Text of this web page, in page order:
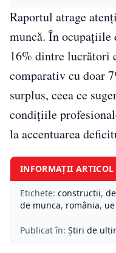
Raportul atrage
muncă. În ocupațiile
16% dintre lucrători
comparativ cu doar
surplus, ceea ce
condițiile
la accentuarea
INFORMAȚII ARTICOL
Etichete: constructii,
de munca, românia, ue
Publicat în: Știri de